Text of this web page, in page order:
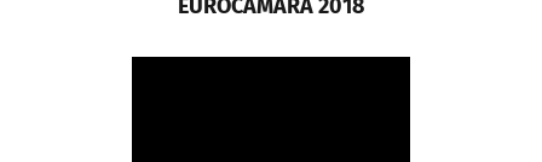
EUROCÁMARA 2018